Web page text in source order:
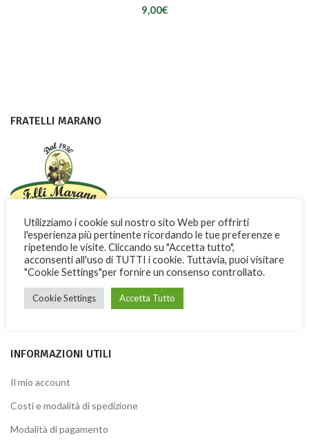
9,00€
FRATELLI MARANO
Con dedizione e passione i Fratelli Marano fanno conoscere nel
mondo una dolce ricchezza di Calabria
Via Garibaldi, 3 -13 – 87032 Amantea (CS) ITALY
Telefono: + 39 0982.41277
INFORMAZIONI UTILI
Il mio account
Costi e modalità di spedizione
Modalità di pagamento
Utilizziamo i cookie sul nostro sito Web per offrirti
l'esperienza più pertinente ricordando le tue preferenze e
ripetendo le visite. Cliccando su "Accetta tutto",
acconsenti all'uso di TUTTI i cookie. Tuttavia, puoi visitare
"Cookie Settings"per fornire un consenso controllato.
Cookie Settings Accetta Tutto